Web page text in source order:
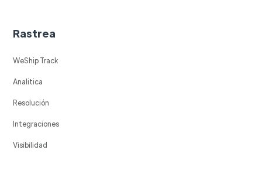
Rastrea
WeShip Track
Analitica
Resolución
Integraciones
Visibilidad